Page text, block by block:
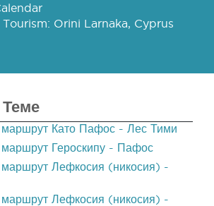
Orini Larnaka, Cyprus
Като Пафос - Лес Тими
Героскипу - Пафос
Лефкосия (никосия) -
Лефкосия (никосия) -